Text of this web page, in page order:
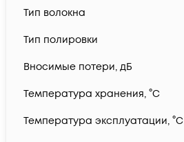
Тип волокна
Тип полировки
Вносимые потери, дБ
Температура хранения, °C
Температура эксплуатации, °C